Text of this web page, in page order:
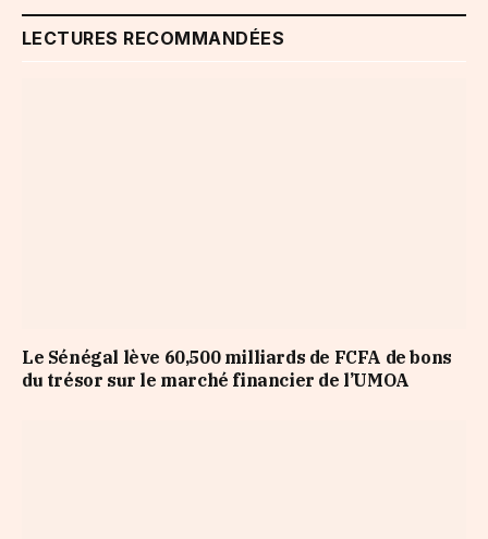
LECTURES RECOMMANDÉES
Le Sénégal lève 60,500 milliards de FCFA de bons
du trésor sur le marché financier de l’UMOA